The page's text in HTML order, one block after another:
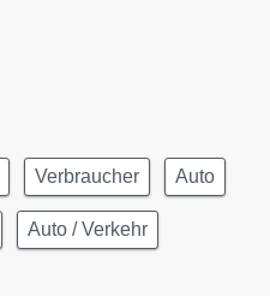
Verbraucher Auto
Auto / Verkehr